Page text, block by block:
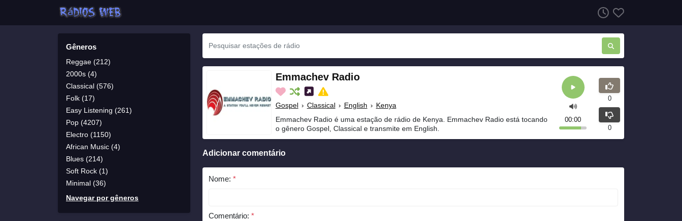
Gêneros
Reggae (212)
2000s (4)
Classical (576)
Folk (17)
Easy Listening (261)
Pop (4207)
Electro (1150)
African Music (4)
Blues (214)
Soft Rock (1)
Minimal (36)
Navegar por gêneros
Emmachev Radio
Gospel › Classical › English › Kenya
Emmachev Radio é uma estação de rádio de Kenya. Emmachev Radio está tocando
o gênero Gospel, Classical e transmite em English.
00:00
0
0
Adicionar comentário
Nome: *
Comentário: *